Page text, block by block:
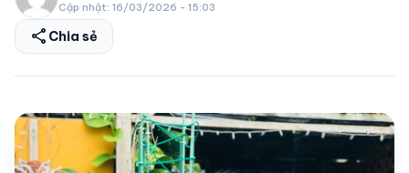
LỊCH THI ĐẤU
Cập nhật: 16/03/2026 - 15:03
share Chia sẻ